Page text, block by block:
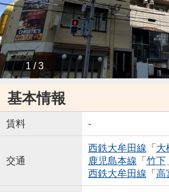
1 / 3
基本情報
賃料 -
交通
西鉄大牟田線 「 大
鹿児島本線 「 竹下
西鉄大牟田線 「 高